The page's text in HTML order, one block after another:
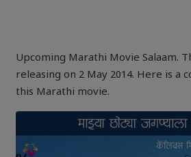
Upcoming Marathi Movie Salaam.
releasing on 2 May 2014. Here is a
this Marathi movie.